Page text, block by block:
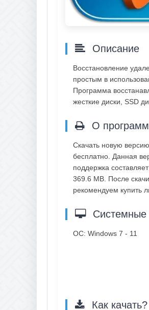
Описание
Восстановление
простым в
Программа
жесткие диски, SSD
О
Скачать новую
бесплатно. Данная
поддержка
369.6 MB. После
рекомендуем купить
Системные
ОС: Windows 7 - 11
Как качать?